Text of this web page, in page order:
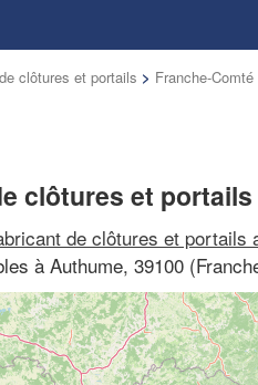
clôtures et portails > Franche-Comté
clôtures et
de clôtures et portails
à Authume, 39100